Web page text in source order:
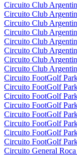
Circuito Club
Circuito Club
Circuito Club
Circuito Club
Circuito Club
Circuito Club
Circuito Club
Circuito Club
Circuito FootGolf
Circuito FootGolf
Circuito FootGolf
Circuito FootGolf
Circuito FootGolf
Circuito FootGolf
Circuito FootGolf
Circuito FootGolf
Circuito General